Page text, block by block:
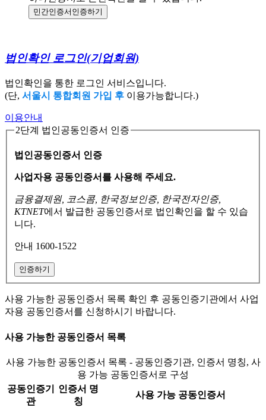
민간인증서 인증하기
법인확인 로그인(기업회원)
법인확인을 통한 로그인 서비스입니다.
(단, 서울시 통합회원 가입 후 이용가능합니다.)
이용안내
2단계 법인공동인증서 인증
법인공동인증서 인증
사업자용 공동인증서를 사용해 주세요.
금융결제원, 코스콤, 한국정보인증, 한국전자인증,
KTNET에서 발급한 공동인증서로 법인확인을 할 수 있습
니다.
안내 1600-1522
인증하기
사용 가능한 공동인증서 목록 확인 후 공동인증기관에서 사업
자용 공동인증서를 신청하시기 바랍니다.
사용 가능한 공동인증서 목록
사용 가능한 공동인증서 목록 - 공동인증기관, 인증서 명칭, 사
용 가능 공동인증서로 구성
공동인증기
관
인증서 명
칭
사용 가능 공동인증서